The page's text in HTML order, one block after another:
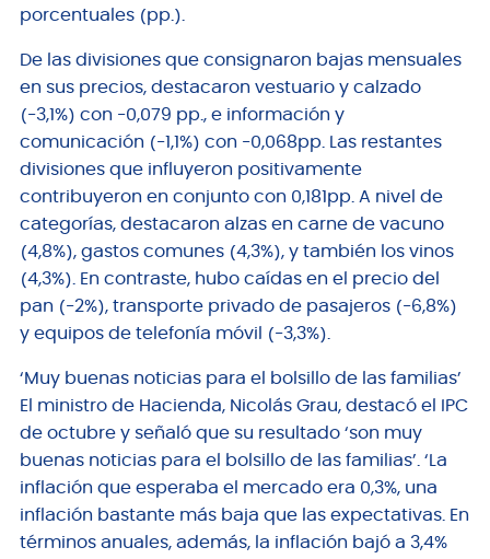
porcentuales (pp.).
De las divisiones que consignaron bajas mensuales
en sus precios, destacaron vestuario y calzado
(-3,1%) con -0,079 pp., e información y
comunicación (-1,1%) con -0,068pp. Las restantes
divisiones que influyeron positivamente
contribuyeron en conjunto con 0,181pp. A nivel de
categorías, destacaron alzas en carne de vacuno
(4,8%), gastos comunes (4,3%), y también los vinos
(4,3%). En contraste, hubo caídas en el precio del
pan (-2%), transporte privado de pasajeros (-6,8%)
y equipos de telefonía móvil (-3,3%).
‘Muy buenas noticias para el bolsillo de las familias’
El ministro de Hacienda, Nicolás Grau, destacó el IPC
de octubre y señaló que su resultado ‘son muy
buenas noticias para el bolsillo de las familias’. ‘La
inflación que esperaba el mercado era 0,3%, una
inflación bastante más baja que las expectativas. En
términos anuales, además, la inflación bajó a 3,4%